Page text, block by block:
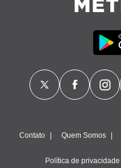
Contato Quem Somos
Política de privacidade